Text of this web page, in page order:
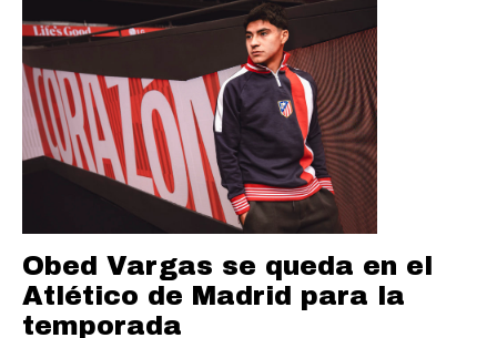
Obed Vargas se queda en el
Atlético de Madrid para la
temporada